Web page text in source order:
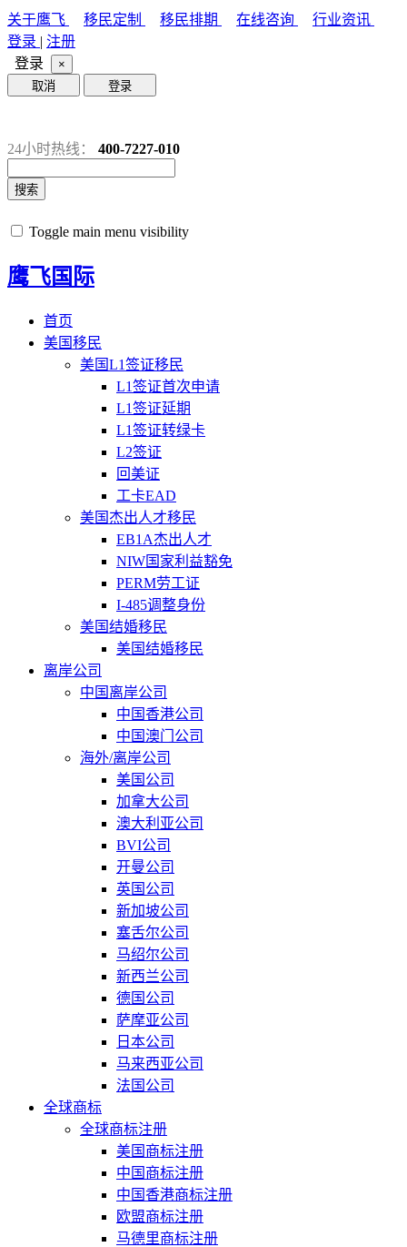
关于鹰飞 移民定制 移民排期 在线咨询
行业资讯
登录 | 注册
登录
×
取消
登录
24小时热线： 400-7227-010
搜索
Toggle main menu visibility
鹰飞国际
首页
美国移民
美国L1签证移民
L1签证首次申请
L1签证延期
L1签证转绿卡
L2签证
回美证
工卡EAD
美国杰出人才移民
EB1A杰出人才
NIW国家利益豁免
PERM劳工证
I-485调整身份
美国结婚移民
美国结婚移民
离岸公司
中国离岸公司
中国香港公司
中国澳门公司
海外/离岸公司
美国公司
加拿大公司
澳大利亚公司
BVI公司
开曼公司
英国公司
新加坡公司
塞舌尔公司
马绍尔公司
新西兰公司
德国公司
萨摩亚公司
日本公司
马来西亚公司
法国公司
全球商标
全球商标注册
美国商标注册
中国商标注册
中国香港商标注册
欧盟商标注册
马德里商标注册